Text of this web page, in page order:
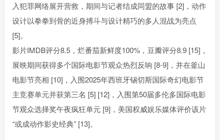
入犯罪网络展开营救，期间与记者结成同盟的故事 [2]，动作
设计以拳拳到骨的近身搏斗与设计精巧的多人混战为亮点
[5]。
影片IMDB评分8.5，烂番茄新鲜度100%，豆瓣评分8.9 [15]，
展映期间获得多个国际电影节观众热烈反响 [8-9]，并在釜山
电影节亮相 [10]，入围2025年西班牙锡切斯国际奇幻电影节
主竞赛单元并获第三名 [5] [12]，入围第50届多伦多国际电影
节观众选择奖午夜疯狂单元 [9]，美国权威娱乐媒体评价该片
“或成动作影史经典” [13]。